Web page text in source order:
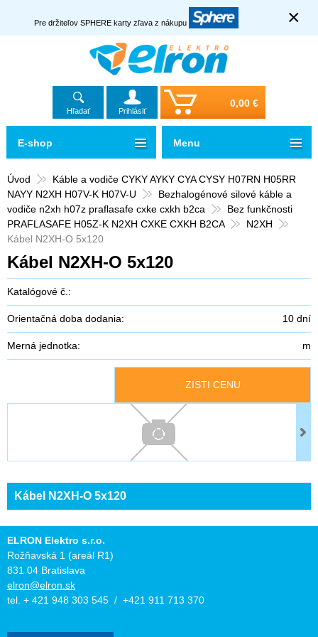
Pre držiteľov SPHERE karty zľava z nákupu ×
Hľadať Prihlásiť
0,00 €
Úvod
Káble a vodiče CYKY AYKY CYA CYSY H07RN H05RR
NAYY N2XH H07V-K H07V-U
Bezhalogénové silové káble a
vodiče n2xh h07z praflasafe cxke cxkh b2ca
Bez funkčnosti
PRAFLASAFE H05Z-K N2XH CXKE CXKH B2CA
N2XH
Kábel N2XH-O 5x120
Kábel N2XH-O 5x120
Katalógové č.:
Orientačná doba dodania: 10 dní
Merná jednotka: m
ZISTI CENU
Kábel N2XH-O 5x120
E-shop Menu
ELRON Elektro s.r.o.
Rožňavská 1 (areál R1)
831 04 Bratislava
elron@elron.sk
tel. + 421 948 303 545 / +421 911 713 370